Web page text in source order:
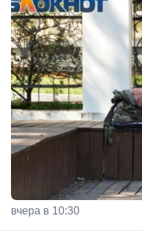
вчера в 10:30